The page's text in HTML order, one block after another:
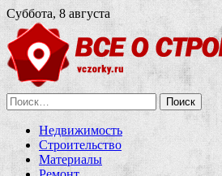
Суббота, 8 августа
Найти:
Недвижимость
Строительство
Материалы